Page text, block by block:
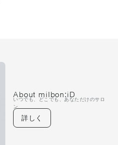
About milbon:iD
いつでも、どこでも、あなただけのサロ
ン
詳しく